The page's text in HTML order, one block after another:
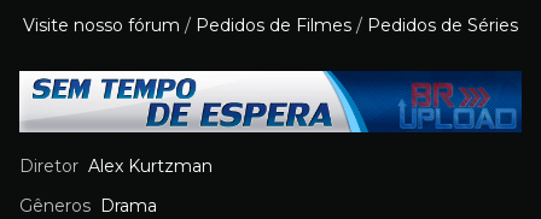
Visite nosso fórum / Pedidos de Filmes / Pedidos de Séries
Diretor Alex Kurtzman
Gêneros
Drama